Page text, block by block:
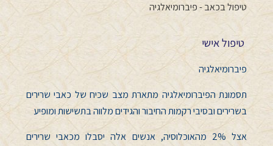
טיפול בכאב - פיברומיאלגיה
טיפול אישי
פיברומיאלגיה
תסמונת הפיברומיאלגיה מתארת מצב שכיח של כאבי שרירים
בשרירים ובסיבי רקמות החיבור והגידים מלווה בתשישות ומופיע
אצל 2% מהאוכלוסיה, אנשים אלה יסבלו מכאבי שרירים